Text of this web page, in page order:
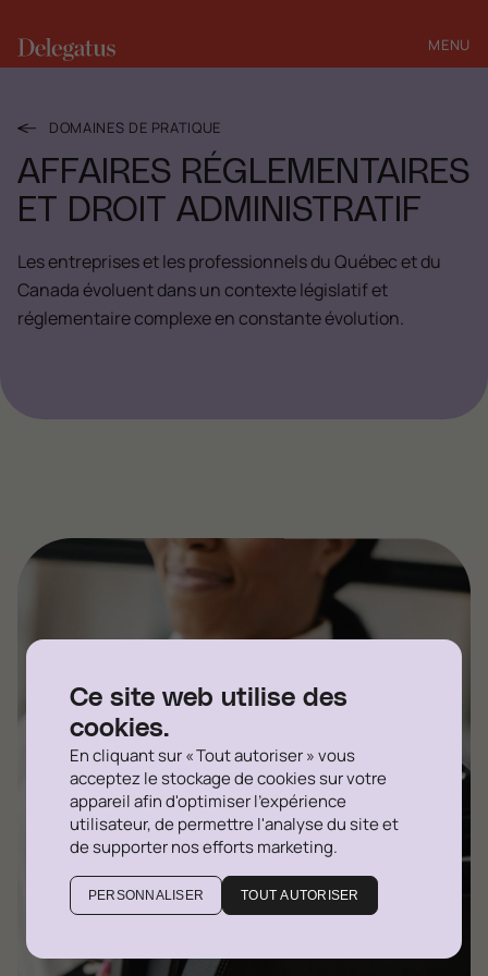
Ce site web utilise des
cookies.
En cliquant sur « Tout autoriser » vous
acceptez le stockage de cookies sur votre
appareil afin d'optimiser l'expérience
utilisateur, de permettre l'analyse du site et
de supporter nos efforts marketing.
PERSONNALISER TOUT AUTORISER
MENU
FERMER
DOMAINES DE PRATIQUE
AFFAIRES RÉGLEMENTAIRES
ET DROIT ADMINISTRATIF
Les entreprises et les professionnels du Québec et du
Canada évoluent dans un contexte législatif et
réglementaire complexe en constante évolution.